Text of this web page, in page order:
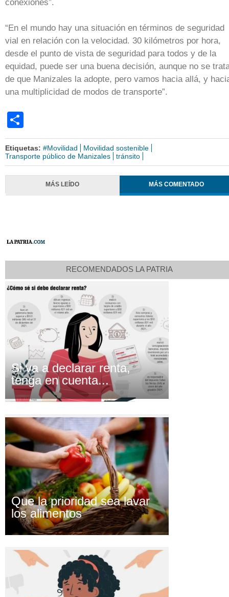
conexiones”.
“En el mundo hay una situación en términos de seguridad
vial en relación con la velocidad. 30 kilómetros por hora,
desde el punto de vista de seguridad para todos y de la
equidad, puede ser una buena decisión, aunque no se
de que Manizales la adopte, pero vamos hacia allá, y
una multiplicidad de modos de transporte”.
Etiquetas: #Movilidad
Movilidad sostenible
Transporte público de Manizales
tránsito
MÁS LEÍDO MÁS COMENTADO
RECOMENDADOS LA PATRIA
Si va a declarar renta,
tenga en cuenta...
Que la prioridad sea lavar
los alimentos